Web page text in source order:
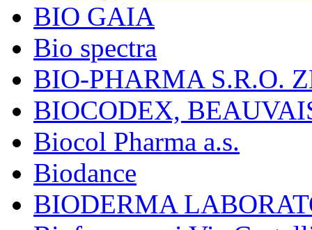
BIO GAIA
Bio spectra
BIO-PHARMA S.R.O.
BIOCODEX,
Biocol Pharma a.s.
Biodance
BIODERMA